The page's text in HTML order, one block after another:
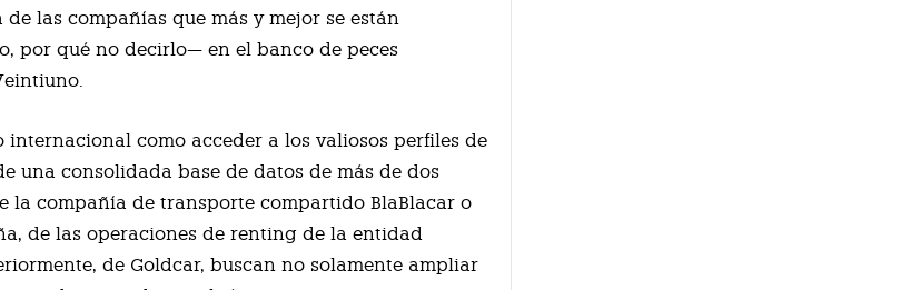
de las compañías que más y mejor se están
por qué no decirlo— en el banco de peces
internacional como acceder a los valiosos perfiles de
una consolidada base de datos de más de dos
la compañía de transporte compartido BlaBlacar o
de las operaciones de renting de la entidad
de Goldcar, buscan no solamente ampliar